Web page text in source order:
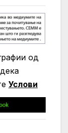
од
Услови